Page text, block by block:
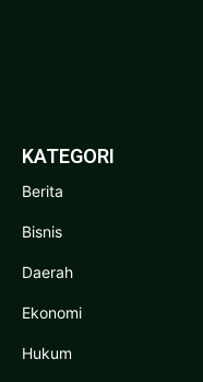
KATEGORI
Berita
Bisnis
Daerah
Ekonomi
Hukum